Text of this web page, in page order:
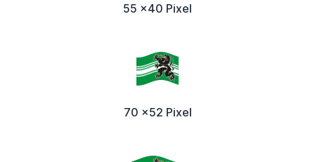
55 x40 Pixel
70 x52 Pixel